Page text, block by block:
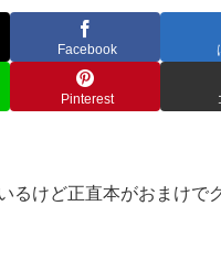
Facebook
Pinterest
るけど正直本がおまけで